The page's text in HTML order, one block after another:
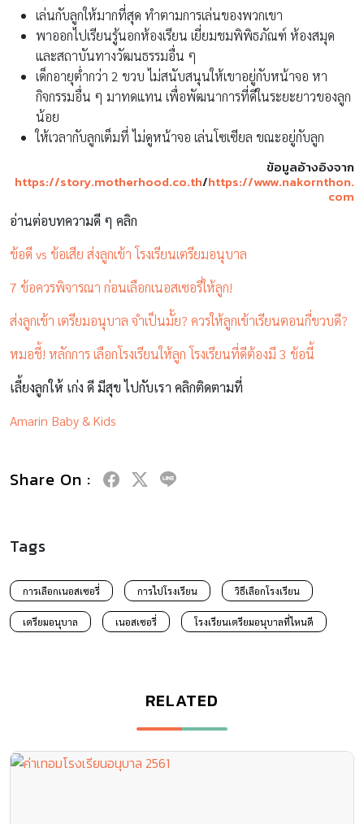
เล่นกับลูกให้มากที่สุด ทำตามการเล่นของพวกเขา
พาออกไปเรียนรู้นอกห้องเรียน เยี่ยมชมพิพิธภัณฑ์ ห้องสมุด
และสถาบันทางวัฒนธรรมอื่น ๆ
เด็กอายุต่ำกว่า 2 ขวบ ไม่สนับสนุนให้เขาอยู่กับหน้าจอ หา
กิจกรรมอื่น ๆ มาทดแทน เพื่อพัฒนาการที่ดีในระยะยาวของลูก
น้อย
ให้เวลากับลูกเต็มที่ ไม่ดูหน้าจอ เล่นโซเซียล ขณะอยู่กับลูก
ข้อมูลอ้างอิงจาก
https://story.motherhood.co.th/https://www.nakornthon.
com
อ่านต่อบทความดี ๆ คลิก
ข้อดี vs ข้อเสีย ส่งลูกเข้า โรงเรียนเตรียมอนุบาล
7 ข้อควรพิจารณา ก่อนเลือกเนอสเซอรี่ให้ลูก!
ส่งลูกเข้า เตรียมอนุบาล จำเป็นมั้ย? ควรให้ลูกเข้าเรียนตอนกี่ขวบดี?
หมอชี้! หลักการ เลือกโรงเรียนให้ลูก โรงเรียนที่ดีต้องมี 3 ข้อนี้
เลี้ยงลูกให้ เก่ง ดี มีสุข ไปกับเรา คลิกติดตามที่
Amarin Baby & Kids
Share On :
Tags
การเลือกเนอสเซอรี่ การไปโรงเรียน วิธีเลือกโรงเรียน
เตรียมอนุบาล เนอสเซอรี่ โรงเรียนเตรียมอนุบาลที่ไหนดี
RELATED